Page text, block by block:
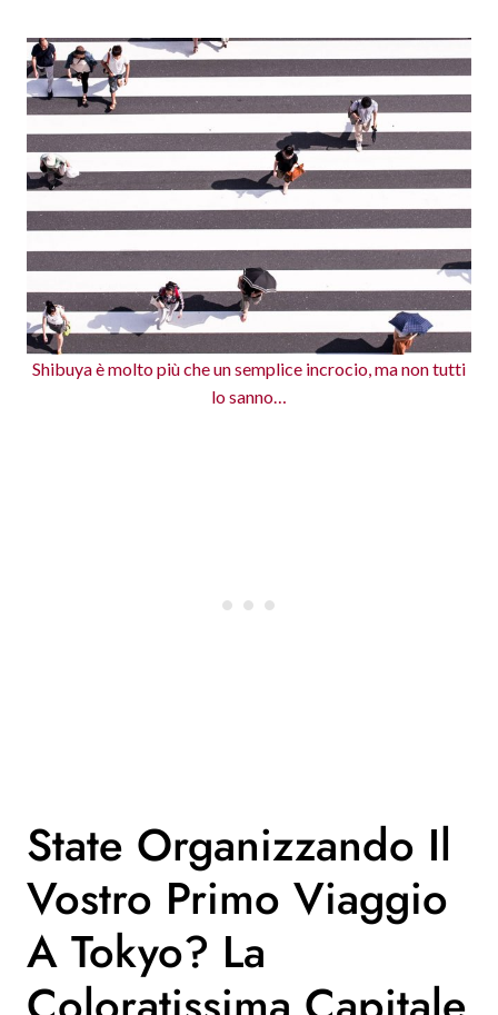
Shibuya è molto più che un semplice incrocio, ma non tutti
lo sanno…
State Organizzando Il
Vostro Primo Viaggio
A Tokyo? La